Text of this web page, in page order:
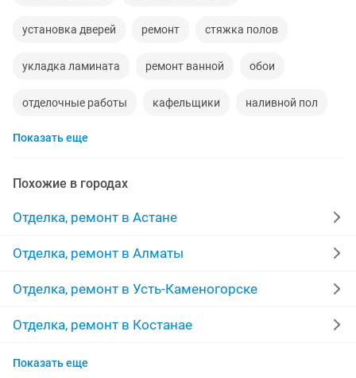
установка дверей ремонт стяжка полов
укладка ламината ремонт ванной обои
отделочные работы кафельщики наливной пол
косметический ремонт квартир
укладка мелкий ремонт
полы маляры штукатурка стен
бригада строительство мастер паркет
межкомнатные двери линолеум
ремонт домов
Показать еще
Похожие в городах
Отделка, ремонт в Астане
Отделка, ремонт в Алматы
Отделка, ремонт в Усть-Каменогорске
Отделка, ремонт в Костанае
Отделка, ремонт в Таразе
Показать еще